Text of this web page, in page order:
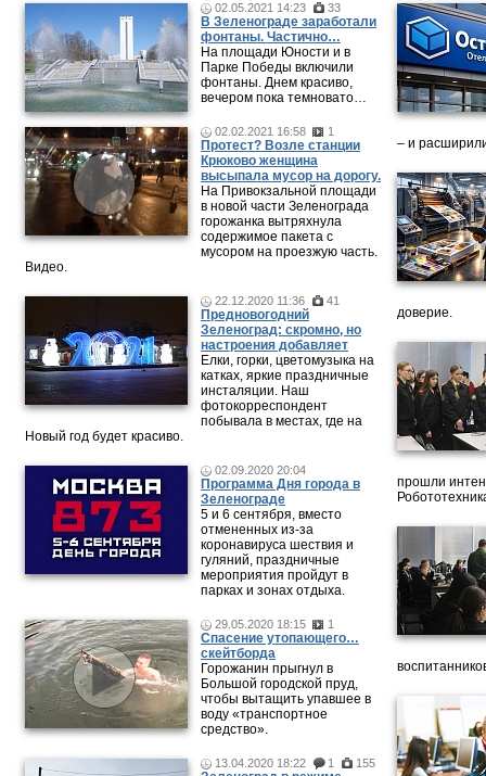
02.05.2021 14:23 33
В Зеленограде заработали
фонтаны. Частично…
На площади Юности и в
Парке Победы включили
фонтаны. Днем красиво,
вечером пока темновато…
02.02.2021 16:58 1
Протест? Возле станции
Крюково женщина
высыпала мусор на дорогу.
На Привокзальной площади
в новой части Зеленограда
горожанка вытряхнула
содержимое пакета с
мусором на проезжую часть.
Видео.
22.12.2020 11:36 41
Предновогодний
Зеленоград: скромно, но
настроения добавляет
Елки, горки, цветомузыка на
катках, яркие праздничные
инсталяции. Наш
фотокорреспондент
побывала в местах, где на
Новый год будет красиво.
02.09.2020 20:04
Программа Дня города в
Зеленограде
5 и 6 сентября, вместо
отмененных из-за
коронавируса шествия и
гуляний, праздничные
мероприятия пройдут в
парках и зонах отдыха.
29.05.2020 18:15 1
Спасение утопающего…
скейтборда
Горожанин прыгнул в
Большой городской пруд,
чтобы вытащить упавшее в
воду «транспортное
средство».
13.04.2020 18:22 1 155
– и
доверие.
прошли